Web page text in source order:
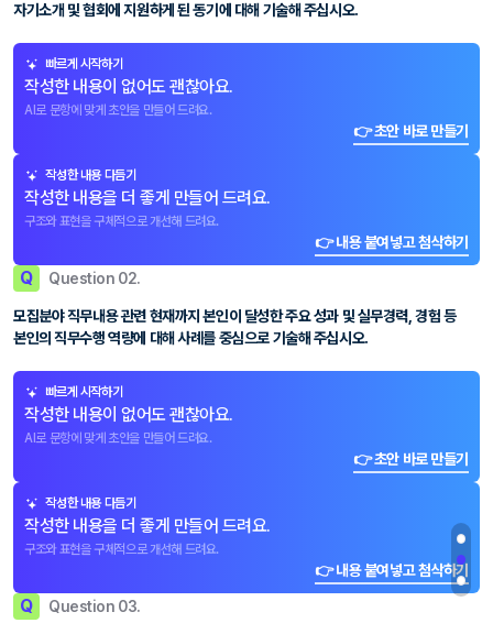
자기소개 및 협회에 지원하게 된 동기에 대해 기술해 주십시오.
빠르게 시작하기
작성한 내용이 없어도 괜찮아요.
AI로 문항에 맞게 초안을 만들어 드려요.
👉 초안 바로 만들기
작성한 내용 다듬기
작성한 내용을 더 좋게 만들어 드려요.
구조와 표현을 구체적으로 개선해 드려요.
👉 내용 붙여넣고 첨삭하기
Q Question 02.
모집분야 직무내용 관련 현재까지 본인이 달성한 주요 성과 및 실무경력, 경험 등
본인의 직무수행 역량에 대해 사례를 중심으로 기술해 주십시오.
빠르게 시작하기
작성한 내용이 없어도 괜찮아요.
AI로 문항에 맞게 초안을 만들어 드려요.
👉 초안 바로 만들기
작성한 내용 다듬기
작성한 내용을 더 좋게 만들어 드려요.
구조와 표현을 구체적으로 개선해 드려요.
👉 내용 붙여넣고 첨삭하기
Q Question 03.